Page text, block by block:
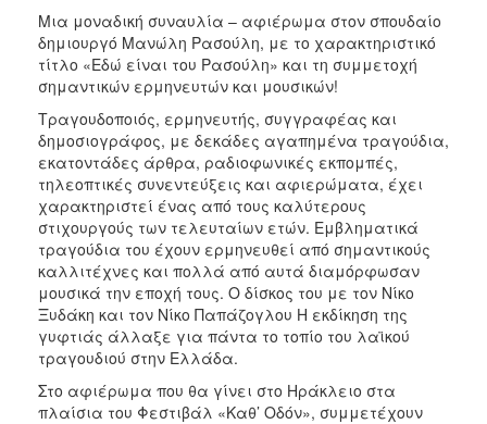
Μια μοναδική συναυλία – αφιέρωμα στον σπουδαίο
δημιουργό Μανώλη Ρασούλη, με το χαρακτηριστικό
τίτλο «Εδώ είναι του Ρασούλη» και τη συμμετοχή
σημαντικών ερμηνευτών και μουσικών!
Τραγουδοποιός, ερμηνευτής, συγγραφέας και
δημοσιογράφος, με δεκάδες αγαπημένα τραγούδια,
εκατοντάδες άρθρα, ραδιοφωνικές εκπομπές,
τηλεοπτικές συνεντεύξεις και αφιερώματα, έχει
χαρακτηριστεί ένας από τους καλύτερους
στιχουργούς των τελευταίων ετών. Εμβληματικά
τραγούδια του έχουν ερμηνευθεί από σημαντικούς
καλλιτέχνες και πολλά από αυτά διαμόρφωσαν
μουσικά την εποχή τους. Ο δίσκος του με τον Νίκο
Ξυδάκη και τον Νίκο Παπάζογλου Η εκδίκηση της
γυφτιάς άλλαξε για πάντα το τοπίο του λαϊκού
τραγουδιού στην Ελλάδα.
Στο αφιέρωμα που θα γίνει στο Ηράκλειο στα
πλαίσια του Φεστιβάλ «Καθ’ Οδόν», συμμετέχουν